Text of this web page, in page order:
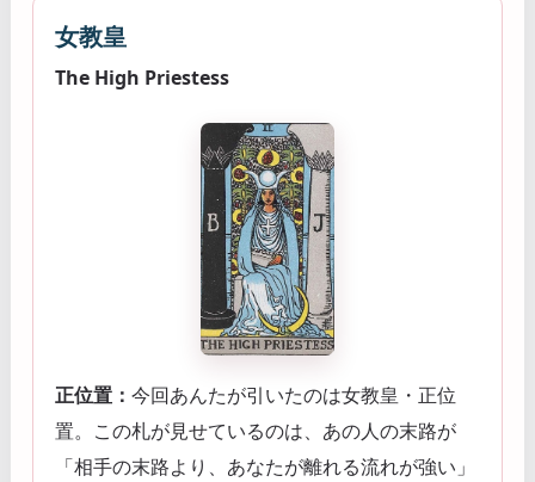
女教皇
The High Priestess
正位置： 今回あんたが引いたのは女教皇・正位
置。この札が見せているのは、あの人の末路が
「相手の末路より、あなたが離れる流れが強い」